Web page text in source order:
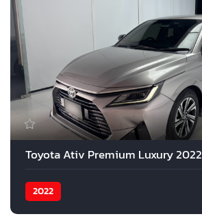
Toyota Ativ Premium Luxury 2022
2022